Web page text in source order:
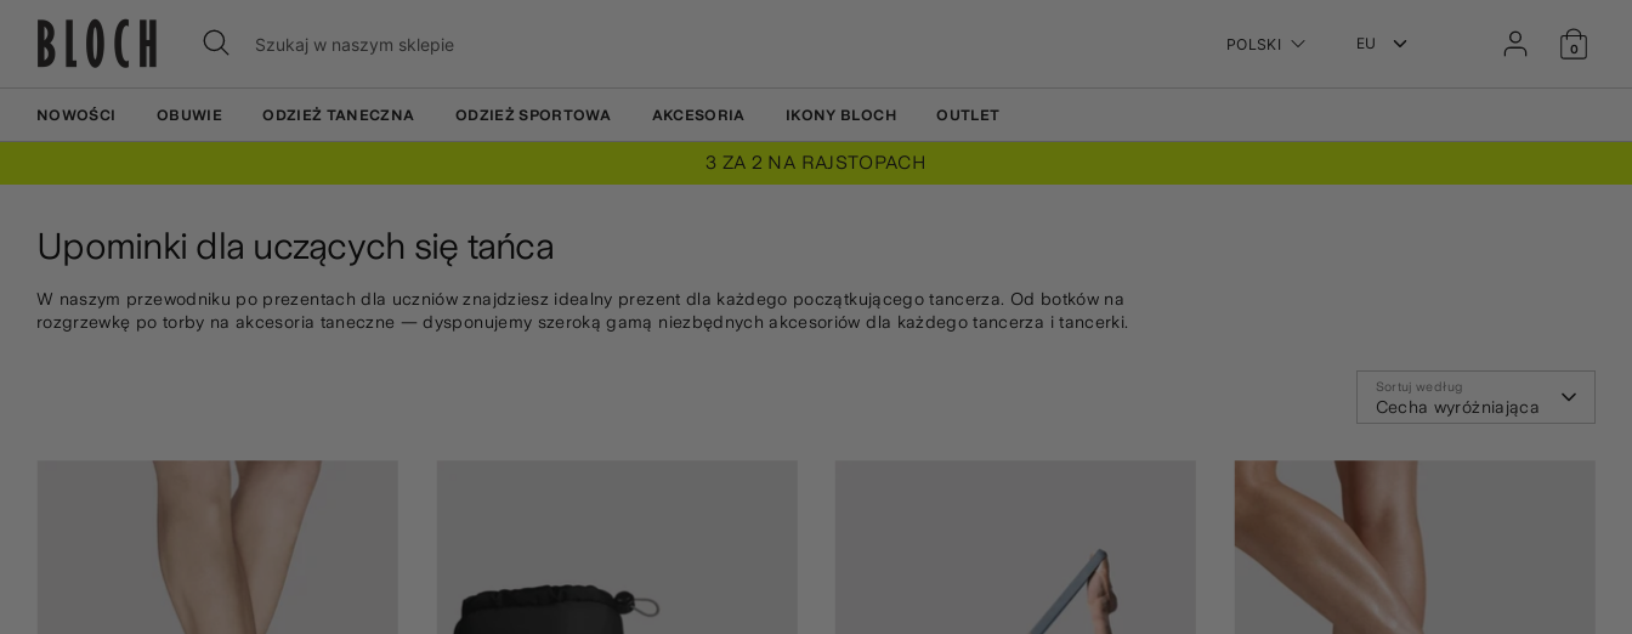
Szukaj
Szukaj
w
Język
POLSKI 0
NOWOŚCI OBUWIE ODZIEŻ TANECZNA ODZIEŻ SPORTOWA AKCESORIA IKONY BLOCH OUTLET
3 ZA 2 NA RAJSTOPACH
Upominki dla uczących się tańca
W naszym przewodniku po prezentach dla uczniów znajdziesz idealny prezent dla każdego początkującego tancerza. Od botków na
rozgrzewkę po torby na akcesoria taneczne — dysponujemy szeroką gamą niezbędnych akcesoriów dla każdego tancerza i tancerki.
Sortuj według
Cecha wyróżniająca